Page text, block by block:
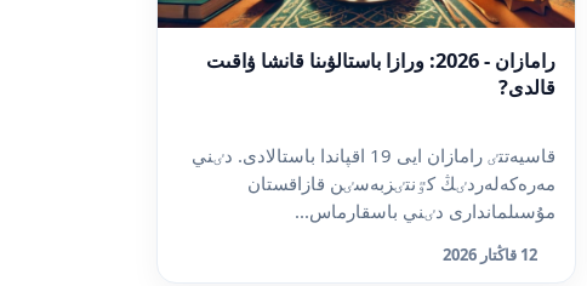
رامازان - 2026: ورازا باستالۋىنا قانشا ۋاقىت
قالدى?
قاسيەتتٸ رامازان ايى 19 اقپاندا باستالادى. دٸني
مەرەكەلەردٸڭ كٷنتٸزبەسٸن قازاقستان
مۇسىلماندارى دٸني باسقارماس...
12 قاڭتار 2026